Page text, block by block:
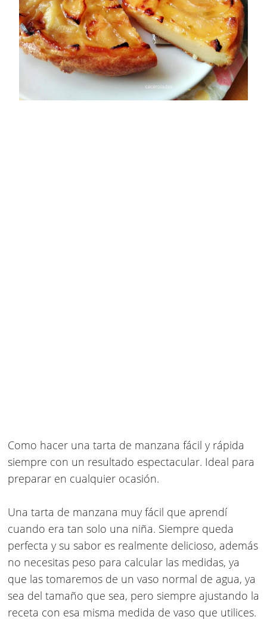
Como hacer una tarta de manzana fácil y rápida
siempre con un resultado espectacular. Ideal para
preparar en cualquier ocasión.
Una tarta de manzana muy fácil que aprendí
cuando era tan solo una niña. Siempre queda
perfecta y su sabor es realmente delicioso, además
no necesitas peso para calcular las medidas, ya
que las tomaremos de un vaso normal de agua, ya
sea del tamaño que sea, pero siempre ajustando la
receta con esa misma medida de vaso que utilices.